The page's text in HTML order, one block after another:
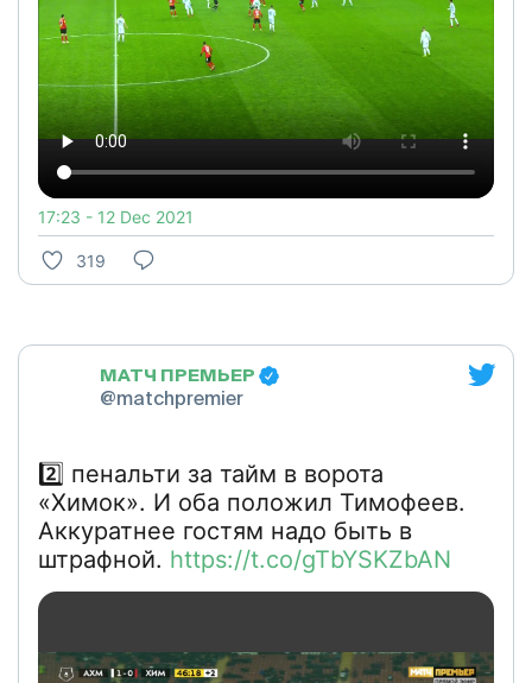
17:23 - 12 Dec 2021
319
МАТЧ ПРЕМЬЕР
@matchpremier
2️⃣ пенальти за тайм в ворота
«Химок». И оба положил Тимофеев.
Аккуратнее гостям надо быть в
штрафной. https://t.co/gTbYSKZbAN